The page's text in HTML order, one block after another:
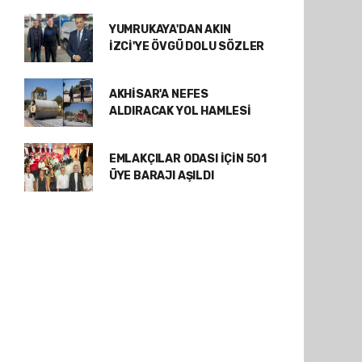
YUMRUKAYA'DAN AKIN
İZCİ'YE ÖVGÜ DOLU SÖZLER
AKHİSAR'A NEFES
ALDIRACAK YOL HAMLESİ
EMLAKÇILAR ODASI İÇİN 501
ÜYE BARAJI AŞILDI